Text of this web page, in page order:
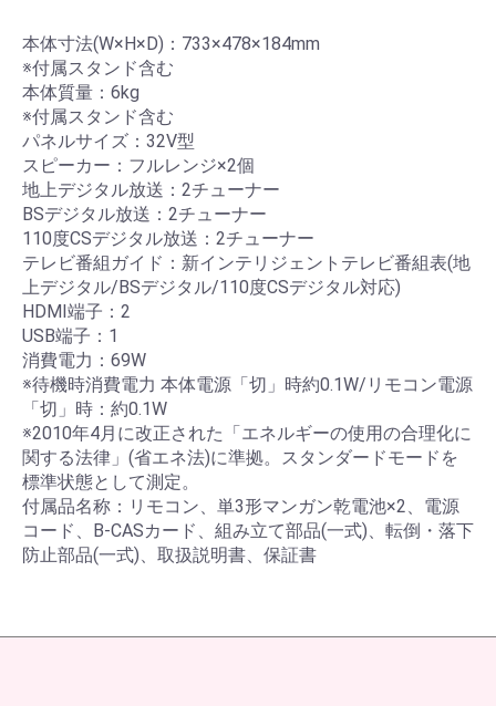
本体寸法(W×H×D)：733×478×184mm
※付属スタンド含む
本体質量：6kg
※付属スタンド含む
パネルサイズ：32V型
スピーカー：フルレンジ×2個
地上デジタル放送：2チューナー
BSデジタル放送：2チューナー
110度CSデジタル放送：2チューナー
テレビ番組ガイド：新インテリジェントテレビ番組表(地
上デジタル/BSデジタル/110度CSデジタル対応)
HDMI端子：2
USB端子：1
消費電力：69W
※待機時消費電力 本体電源「切」時約0.1W/リモコン電源
「切」時：約0.1W
※2010年4月に改正された「エネルギーの使用の合理化に
関する法律」(省エネ法)に準拠。スタンダードモードを
標準状態として測定。
付属品名称：リモコン、単3形マンガン乾電池×2、電源
コード、B-CASカード、組み立て部品(一式)、転倒・落下
防止部品(一式)、取扱説明書、保証書